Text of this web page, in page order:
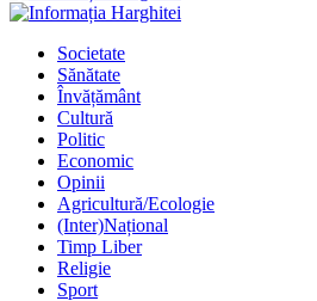
Primary
Societate
Sănătate
Învățământ
Cultură
Politic
Economic
Opinii
Agricultură/Ecologie
(Inter)Național
Timp Liber
Religie
Sport